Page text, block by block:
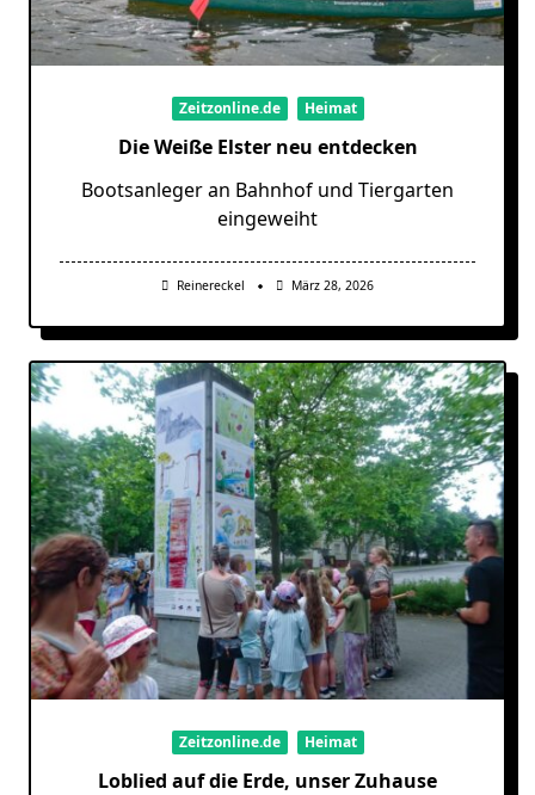
Zeitzonline.de Heimat
Die Weiße Elster neu entdecken
Bootsanleger an Bahnhof und Tiergarten
eingeweiht
Reinereckel März 28, 2026
Zeitzonline.de Heimat
Loblied auf die Erde, unser Zuhause